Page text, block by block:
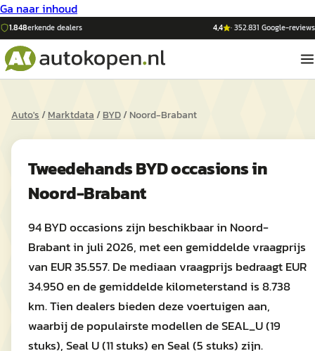
Ga naar inhoud
1.848erkende dealers 4,4 ·352.831 Google-reviews
Auto's/Marktdata/BYD/Noord-Brabant
TweedehandsBYDoccasions in
Noord-Brabant
94 BYD occasions zijn beschikbaar in Noord-
Brabant in juli 2026, met een gemiddelde vraagprijs
van EUR 35.557. De mediaan vraagprijs bedraagt EUR
34.950 en de gemiddelde kilometerstand is 8.738
km. Tien dealers bieden deze voertuigen aan,
waarbij de populairste modellen de SEAL_U (19
stuks), Seal U (11 stuks) en Seal (5 stuks) zijn.